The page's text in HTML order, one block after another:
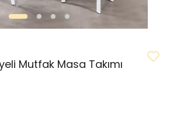
Mutfak Masa Takımı